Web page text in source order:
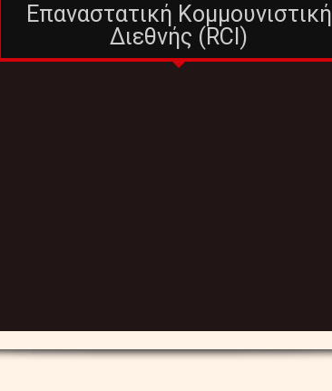
Επαναστατική Κομμουνιστική
Διεθνής (RCI)